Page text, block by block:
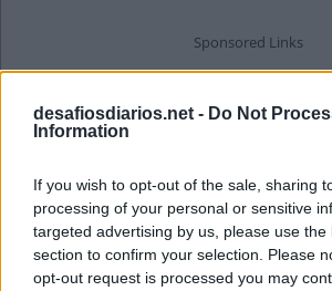
desafiosdiarios.net - Do Not
Information
If you wish to opt-out of the sale, sharing
processing of your personal or sensitive
targeted advertising by us, please use the
section to confirm your selection. Please
opt-out request is processed you may